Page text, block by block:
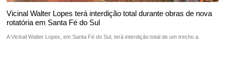
Vicinal Walter Lopes terá interdição total durante obras de nova
rotatória em Santa Fé do Sul
A Vicinal Walter Lopes, em Santa Fé do Sul, terá interdição total de um trecho a